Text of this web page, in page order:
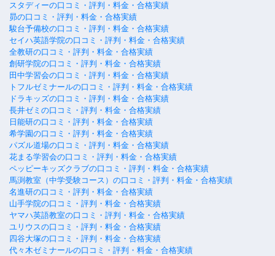
スタディーの口コミ・評判・料金・合格実績
昴の口コミ・評判・料金・合格実績
駿台予備校の口コミ・評判・料金・合格実績
セイハ英語学院の口コミ・評判・料金・合格実績
全教研の口コミ・評判・料金・合格実績
創研学院の口コミ・評判・料金・合格実績
田中学習会の口コミ・評判・料金・合格実績
トフルゼミナールの口コミ・評判・料金・合格実績
ドラキッズの口コミ・評判・料金・合格実績
長井ゼミの口コミ・評判・料金・合格実績
日能研の口コミ・評判・料金・合格実績
希学園の口コミ・評判・料金・合格実績
パズル道場の口コミ・評判・料金・合格実績
花まる学習会の口コミ・評判・料金・合格実績
ペッピーキッズクラブの口コミ・評判・料金・合格実績
馬渕教室（中学受験コース）の口コミ・評判・料金・合格実績
名進研の口コミ・評判・料金・合格実績
山手学院の口コミ・評判・料金・合格実績
ヤマハ英語教室の口コミ・評判・料金・合格実績
ユリウスの口コミ・評判・料金・合格実績
四谷大塚の口コミ・評判・料金・合格実績
代々木ゼミナールの口コミ・評判・料金・合格実績